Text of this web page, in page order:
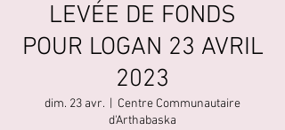
LEVÉE DE FONDS
POUR LOGAN 23 AVRIL
2023
dim. 23 avr.
Centre Communautaire
d'Arthabaska